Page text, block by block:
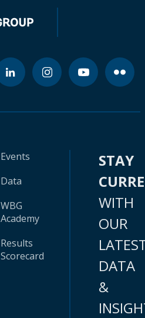
Events
Data
WBG
Academy
Results
Scorecard
STAY
WITH
OUR
DATA
&